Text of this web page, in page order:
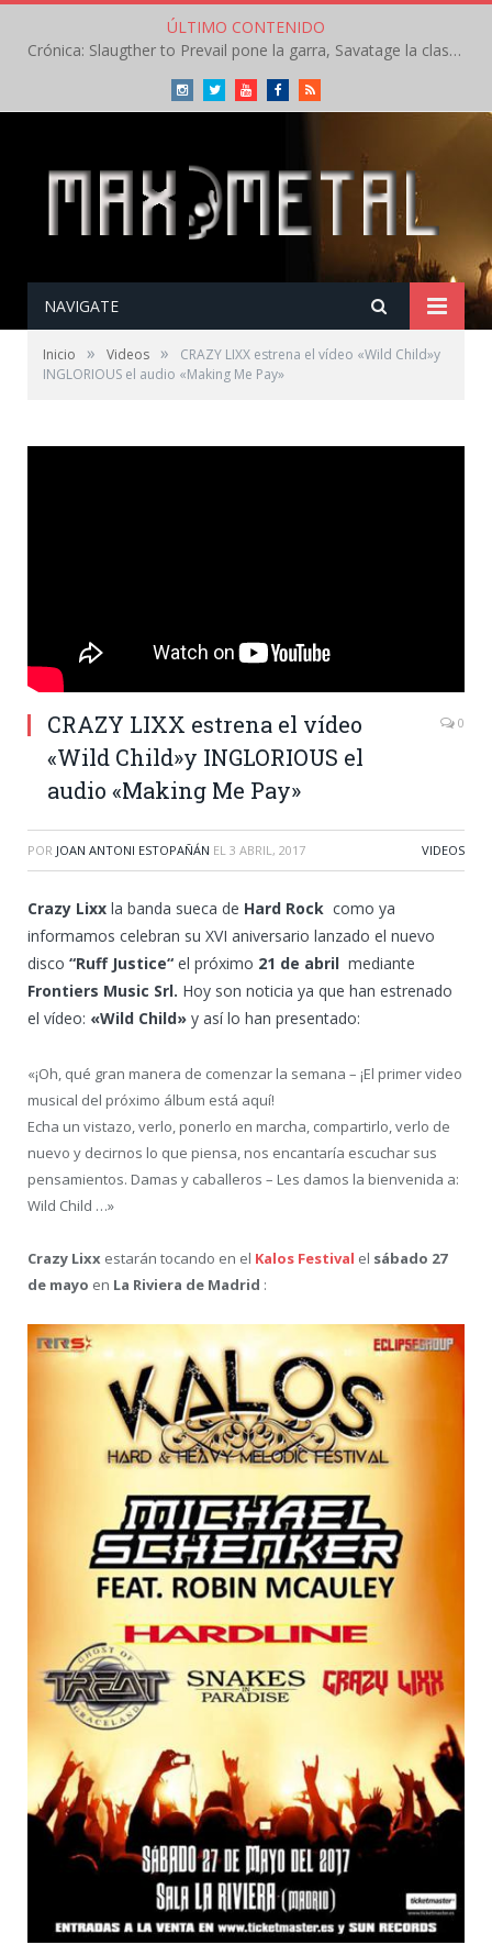
ÚLTIMO CONTENIDO
Crónica: Slaugther to Prevail pone la garra, Savatage la clase en la apertura del Leyendas del Rock – Miércoles – Agosto 2026
InstagramTwitterYoutubeFacebookRSS
NAVIGATE
Inicio » Videos »
CRAZY LIXX estrena el vídeo «Wild Child»y
INGLORIOUS el audio «Making Me Pay»
CRAZY LIXX estrena el vídeo
«Wild Child»y INGLORIOUS el
audio «Making Me Pay»
0
POR JOAN ANTONI ESTOPAÑÁN EL 3 ABRIL, 2017 VIDEOS
Crazy Lixx la banda sueca de Hard Rock como ya
informamos celebran su XVI aniversario lanzado el nuevo
disco “Ruff Justice“ el próximo 21 de abril mediante
Frontiers Music Srl. Hoy son noticia ya que han estrenado
el vídeo: «Wild Child» y así lo han presentado:
«¡Oh, qué gran manera de comenzar la semana – ¡El primer video
musical del próximo álbum está aquí!
Echa un vistazo, verlo, ponerlo en marcha, compartirlo, verlo de
nuevo y decirnos lo que piensa, nos encantaría escuchar sus
pensamientos. Damas y caballeros – Les damos la bienvenida a:
Wild Child …»
Crazy Lixx estarán tocando en el Kalos Festival el sábado 27
de mayo en La Riviera de Madrid :